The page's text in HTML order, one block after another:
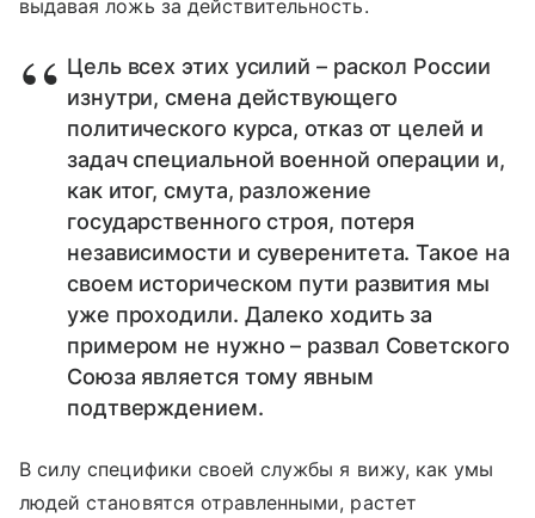
выдавая ложь за действительность.
Цель всех этих усилий – раскол России
изнутри, смена действующего
политического курса, отказ от целей и
задач специальной военной операции и,
как итог, смута, разложение
государственного строя, потеря
независимости и суверенитета. Такое на
своем историческом пути развития мы
уже проходили. Далеко ходить за
примером не нужно – развал Советского
Союза является тому явным
подтверждением.
В силу специфики своей службы я вижу, как умы
людей становятся отравленными, растет